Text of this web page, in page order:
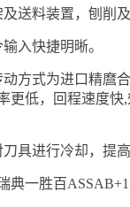
送料装置，刨削及
入快捷明晰。
方式为进口精麿
更低，回程速度快
具进行冷却，提
典一胜百